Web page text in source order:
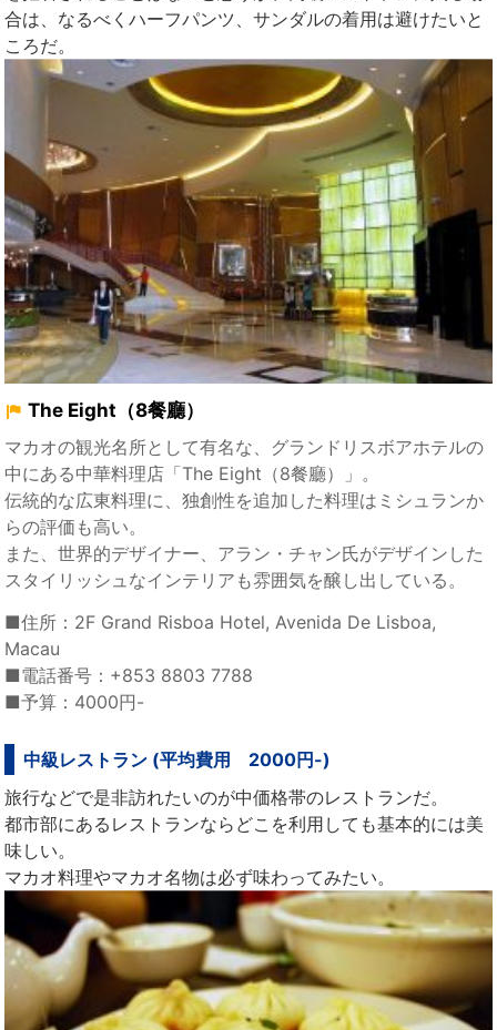
合は、なるべくハーフパンツ、サンダルの着用は避けたいと
ころだ。
The Eight（8餐廳）
マカオの観光名所として有名な、グランドリスボアホテルの
中にある中華料理店「The Eight（8餐廳）」。
伝統的な広東料理に、独創性を追加した料理はミシュランか
らの評価も高い。
また、世界的デザイナー、アラン・チャン氏がデザインした
スタイリッシュなインテリアも雰囲気を醸し出している。
■住所：2F Grand Risboa Hotel, Avenida De Lisboa,
Macau
■電話番号：+853 8803 7788
■予算：4000円-
中級レストラン (平均費用 2000円-)
旅行などで是非訪れたいのが中価格帯のレストランだ。
都市部にあるレストランならどこを利用しても基本的には美
味しい。
マカオ料理やマカオ名物は必ず味わってみたい。